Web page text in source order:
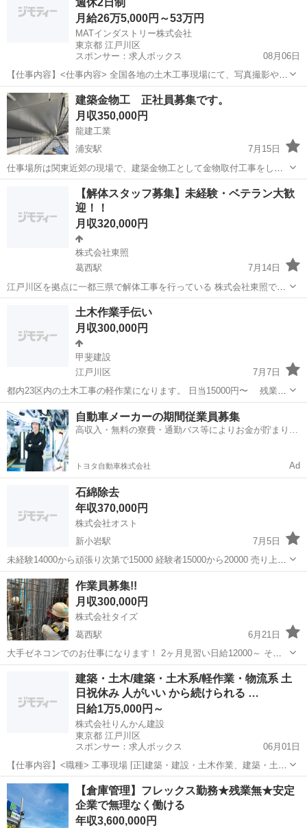
場は都内近郊中心、直行...
週休2日制
月給26万5,000円～53万円
MATインダストリー株式会社
東京都 江戸川区
スポンサー：求人ボックス
08月06日
【仕事内容】<仕事内容> 全国各地の土木工事現場にて、写真撮影や安
全管理、書類作成などの施工管理・管理補助業務をお任せします。未
経験から専門スキルが身につきます。 一般土木工事現場での施工管理
および管理補助業務をお任せします。 ・...
正社員
建築金物工 正社員募集です。
月収350,000円
龍建工業
浦安駅
7月15日
仕事場所は関東近郊の現場で、建築金物工として金物取付工事をして
います。 作業内容は金属の仕上げの製作物を現場で取り付けをしてま
す。 金物工は作業内容により、アーク溶接したり接着剤で金物取り付
けたり、インパクト使ってビスで取...
江戸川区 浦安駅 その他
【解体スタッフ募集】未経験・ベテラン大歓
迎！！
月収320,000円
株式会社東照
葛西駅
7月14日
江戸川区を拠点に一都三県で解体工事を行っている 株式会社東照で
す。 事業拡大のため、新しい仲間を募集します。 現在2期目に向けて
本気で年商1億を目指しています。 「ただ働く」じゃなく「一緒に会
社を大きくしたい人」募集。 ...
江戸川区 葛西駅
土木作業手伝い
月収300,000円
甲斐建設
江戸川区
7月7日
都内23区内の土木工事の軽作業になります。 日当15000円〜 残業代
別途支給 交通費全額支給 ※試用期間3ヶ月の間は14000円〜 土日祝
日 休み 勤務時間 8時〜17時 休憩時間 10時〜10時...
東京 江戸川区 その他
自動車メーカーの期間従業員募集
高収入・無料の寮費・通勤バス等によりお金が貯まりや
トヨタ自動車株式会社 Ad
石綿除去
年収370,000円
株式会社オスト
新小岩駅
7月5日
未経験14000から頑張り次第で15000 経験者15000から20000 売り上げ
次第で年に２回のボーナス ご連絡お待ちしております。
東京 江戸川区 新小岩駅
作業員募集!!
月収300,000円
株式会社タイズ
葛西駅
6月21日
大手ゼネコンでのお仕事になります！ 2ヶ月見習い日給12000～ その
後成長具合で日給13000か14000円 土日祝休み相談可 福利厚生‼️ 交通
費全額支給 社会保険 厚生年金 雇用保険 住宅補助 規定有り 資格...
江戸川区 葛西駅 その他 社会保険
建築・土木/建築・土木系/軽作業・物流系 土
日祝休み 人がいい から続けられる …
日給1万5,000円～
株式会社りんかん建設
東京都 江戸川区
スポンサー：求人ボックス
06月01日
【仕事内容】<職種> 工事現場 [正]建築・建設・土木作業、建築・土木
その他、軽作業・物流その他 <雇用形態> 正社員 <給与> [正]日給
15,000円～ 交通費:一部支給 <基本> 1現場作業員(未経験) ・日給
13,000円...
正社員
【倉庫管理】フレックス勤務★残業無★安定
企業で無理なく働ける
年収3,600,000円